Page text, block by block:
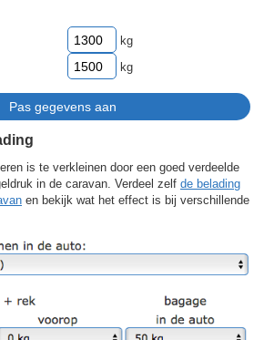
kg
kg
is te verkleinen door een goed verdeelde
in de caravan. Verdeel zelf de belading
en bekijk wat het effect is bij verschillende